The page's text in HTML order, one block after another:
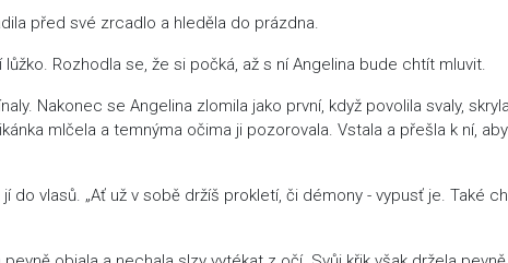
před své zrcadlo a hleděla do prázdna.
Rozhodla se, že si počká, až s ní Angelina bude chtít mluvit.
Nakonec se Angelina zlomila jako první, když povolila svaly,
mlčela a temnýma očima ji pozorovala. Vstala a přešla k ní,
do vlasů. „Ať už v sobě držíš prokletí, či démony - vypusť je. Také